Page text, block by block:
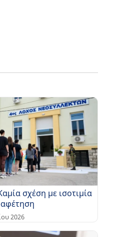
σχέση με ισοτιμία
2026